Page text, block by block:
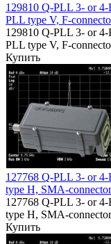
129810 Q-PLL 3- or
PLL type V, F-
129810 Q-PLL 3- or
PLL type V, F-
Купить
127768 Q-PLL 3- or
type H, SMA-
127768 Q-PLL 3- or
type H, SMA-
Купить